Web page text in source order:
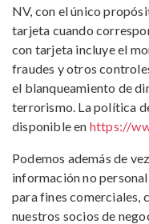
NV, con el único
tarjeta cuando
con tarjeta incluye el
fraudes y otros
el blanqueamiento de
terrorismo. La política
disponible en https://
Podemos además de
información no
para fines comerciales,
nuestros socios de